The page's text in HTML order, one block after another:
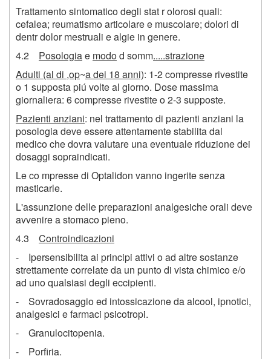
Trattamento sintomatico degli stat r olorosi quali:
cefalea; reumatismo articolare e muscolare; dolori di
dentr dolor mestruali e algie in genere.
4.2 Posologiae modod somm.....strazione
Adulti (al di ,op~a dei 18 anni): 1-2 compresse rivestite
o 1 supposta piú volte al giorno. Dose massima
giornaliera: 6compresse rivestite o 2-3 supposte.
Pazienti anziani: nel trattamento di pazienti anziani la
posologia deve essere attentamente stabilita dal
medico che dovra valutare una eventuale riduzione dei
dosaggi sopraindicati.
Le co mpresse di Optalidon vanno ingerite senza
masticarle.
L'assunzione delle preparazioni analgesiche orali deve
avvenire a stomaco pieno.
4.3 Controindicazioni
- Ipersensibilita ai principi attivi o ad altre sostanze
strettamente correlate da un punto di vista chimico e/o
ad uno qualsiasi degli eccipienti.
- Sovradosaggio ed intossicazione da alcool, ipnotici,
analgesici e farmaci psicotropi.
- Granulocitopenia.
- Porfiria.